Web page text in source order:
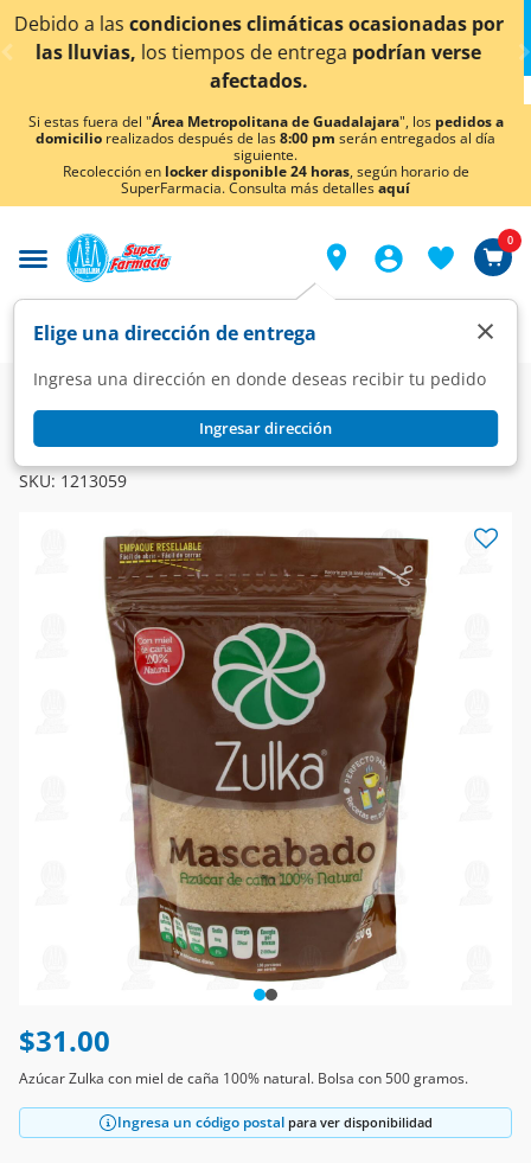
< div class="carousel-inner">
ocasionadas por
podrían verse
¡Ahora también en
conocer
Si estas fuera del "Área Metropolitana de Guadalajara", los pedidos a
domicilio realizados después de las8:00 pm serán entregados al día
siguiente.
Recolección en locker disponible 24 horas, según horario de
SuperFarmacia. Consulta más detallesaquí
Elige una dirección de entrega
Ingresa una dirección en donde deseas recibir tu pedido
Ingresar dirección
×
0
Super Alimentos Despensa Azúcar y Endulzantes
Azúcar Zulka Mascabado, 500 gr.
SKU: 1213059
$31.00
Azúcar Zulka con miel de caña 100% natural. Bolsa con 500 gramos.
Ingresa un código postal para ver disponibilidad